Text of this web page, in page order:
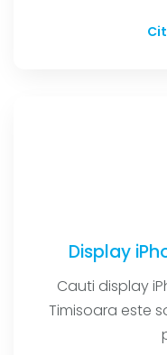
Display
Cauti display
Timisoara este